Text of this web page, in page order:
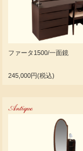
ファータ1500/一面鏡
245,000円(税込)